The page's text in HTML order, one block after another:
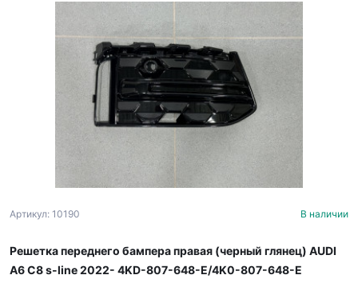
Артикул: 10190 В наличии
Решетка переднего бампера правая (черный глянец) AUDI
A6 C8 s-line 2022- 4KD-807-648-E/4K0-807-648-E